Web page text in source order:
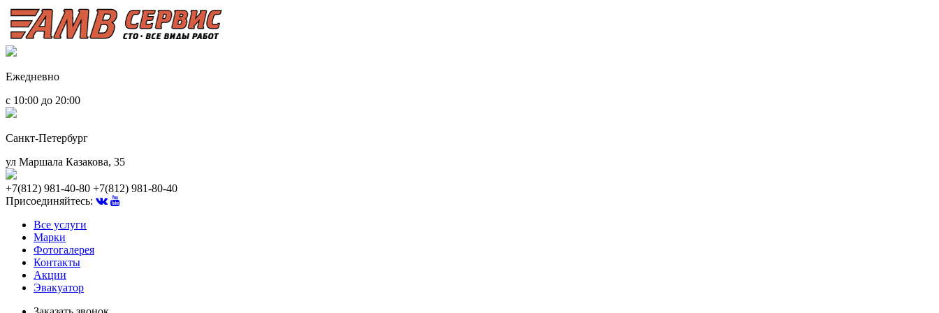
Ежедневно
с 10:00 до 20:00
Санкт-Петербург
ул Маршала Казакова, 35
+7(812) 981-40-80 +7(812) 981-80-40
Присоединяйтесь:
Все услуги
Марки
Фотогалерея
Контакты
Акции
Эвакуатор